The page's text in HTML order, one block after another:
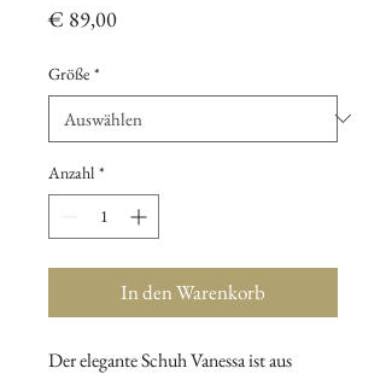
€ 89,00Preis
Größe *
Anzahl *
In den Warenkorb
Der elegante Schuh Vanessa ist aus